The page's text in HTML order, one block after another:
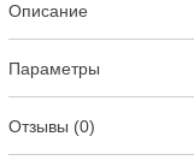
Описание
Параметры
Отзывы (0)